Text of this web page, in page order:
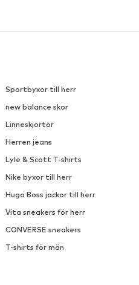
Sportbyxor till herr
new balance skor
Linneskjortor
Herren jeans
Lyle & Scott T-shirts
Nike byxor till herr
Hugo Boss jackor till herr
Vita sneakers för herr
CONVERSE sneakers
T-shirts för män